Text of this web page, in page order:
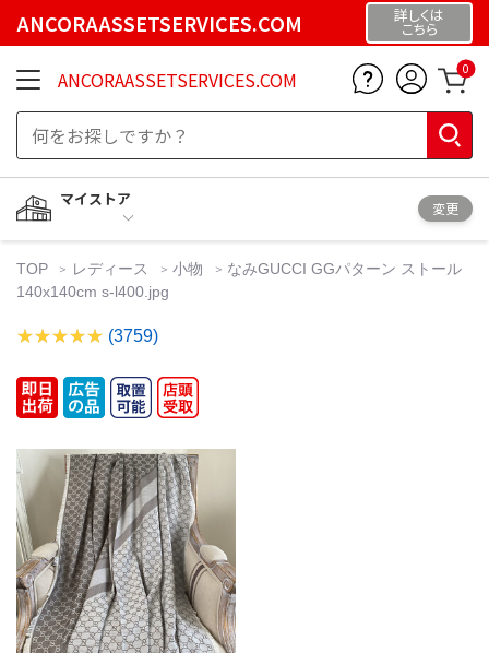
ANCORAASSETSERVICES.COM 詳しくは
こちら
ANCORAASSETSERVICES.COM 0
マイストア
変更
TOP レディース 小物
なみGUCCI GGパターン ストール
140x140cm s-l400.jpg
(3759)